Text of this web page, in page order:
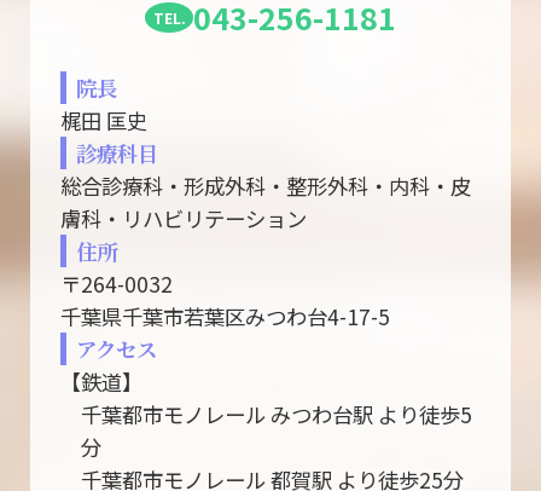
043-256-1181
院長
梶田 匡史
診療科目
総合診療科・形成外科・整形外科・内科・皮
膚科・リハビリテーション
住所
〒264-0032
千葉県千葉市若葉区みつわ台4-17-5
アクセス
【鉄道】
千葉都市モノレール みつわ台駅 より徒歩5
分
千葉都市モノレール 都賀駅 より徒歩25分